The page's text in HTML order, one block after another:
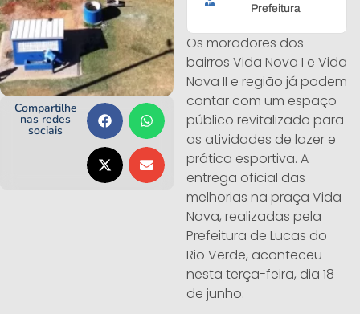
Compartilhe
nas redes
sociais
Prefeitura
Os moradores dos
bairros Vida Nova I e Vida
Nova II e região já podem
contar com um espaço
público revitalizado para
as atividades de lazer e
prática esportiva. A
entrega oficial das
melhorias na praça Vida
Nova, realizadas pela
Prefeitura de Lucas do
Rio Verde, aconteceu
nesta terça-feira, dia 18
de junho.